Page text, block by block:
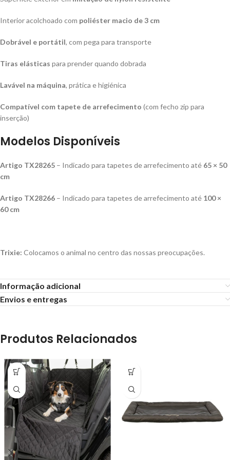
Interior acolchoado com poliéster macio de 3 cm
Dobrável e portátil, com pega para transporte
Tiras elásticas para prender quando dobrada
Lavável na máquina, prática e higiénica
Compatível com tapete de arrefecimento (com fecho zip para
inserção)
Modelos Disponíveis
Artigo TX28265 – Indicado para tapetes de arrefecimento até 65 × 50
cm
Artigo TX28266 – Indicado para tapetes de arrefecimento até 100 ×
60 cm
Trixie: Colocamos o animal no centro das nossas preocupações.
Informação adicional
Envios e entregas
Produtos Relacionados